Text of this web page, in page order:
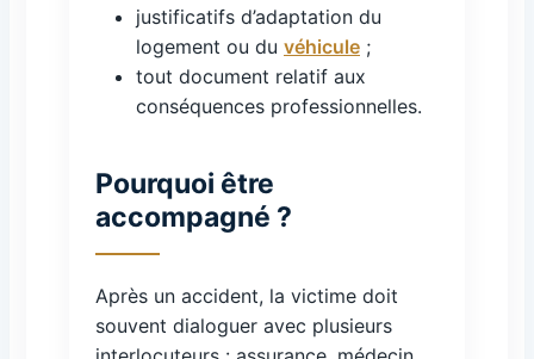
justificatifs d’adaptation du
logement ou du véhicule ;
tout document relatif aux
conséquences professionnelles.
Pourquoi être
accompagné ?
Après un accident, la victime doit
souvent dialoguer avec plusieurs